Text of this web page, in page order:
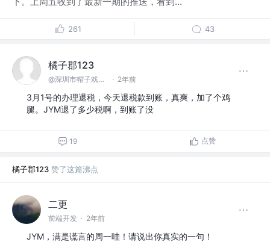
261 43
橘子郡123
@深圳市帽子戏法科技有限公司 · 2年前
3月1号的办理退税，今天退税款到账，真爽，加了个鸡
腿。JYM退了多少税啊，到账了没
19 点赞
橘子郡123 赞了这篇沸点
二更
前端开发 · 2年前
JYM，满是谎言的周一哇！请说出你真实的一句！